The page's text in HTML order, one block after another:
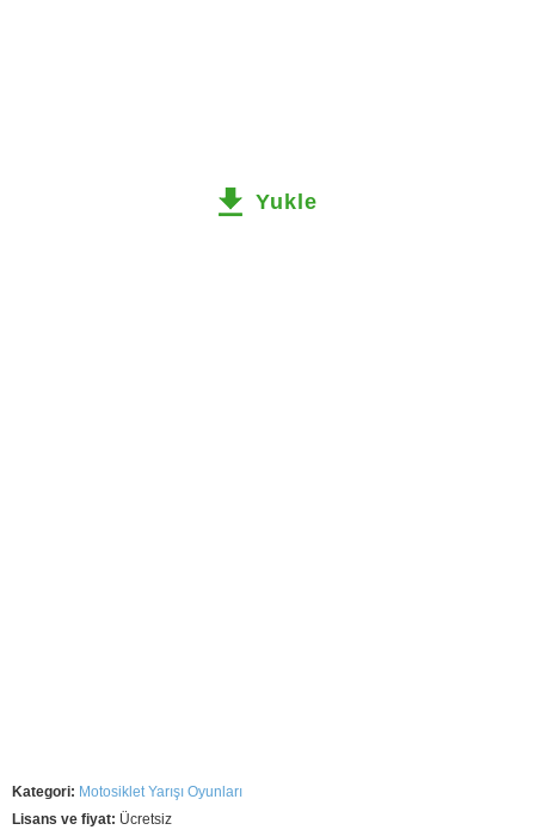
Yukle
Kategori: Motosiklet Yarışı Oyunları
Lisans ve fiyat: Ücretsiz